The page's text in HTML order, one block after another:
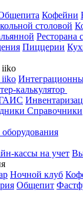
Кофейни
столовой
Ресторана
Пиццерии
iiko
iiko
калькулятор
Справочники
кассы на учет
Ночной клуб
Общепит